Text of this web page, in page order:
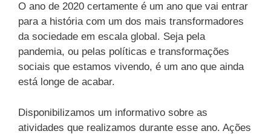
O ano de 2020 certamente é um ano que vai entrar
para a história com um dos mais transformadores
da sociedade em escala global. Seja pela
pandemia, ou pelas políticas e transformações
sociais que estamos vivendo, é um ano que ainda
está longe de acabar.
Disponibilizamos um informativo sobre as
atividades que realizamos durante esse ano. Ações